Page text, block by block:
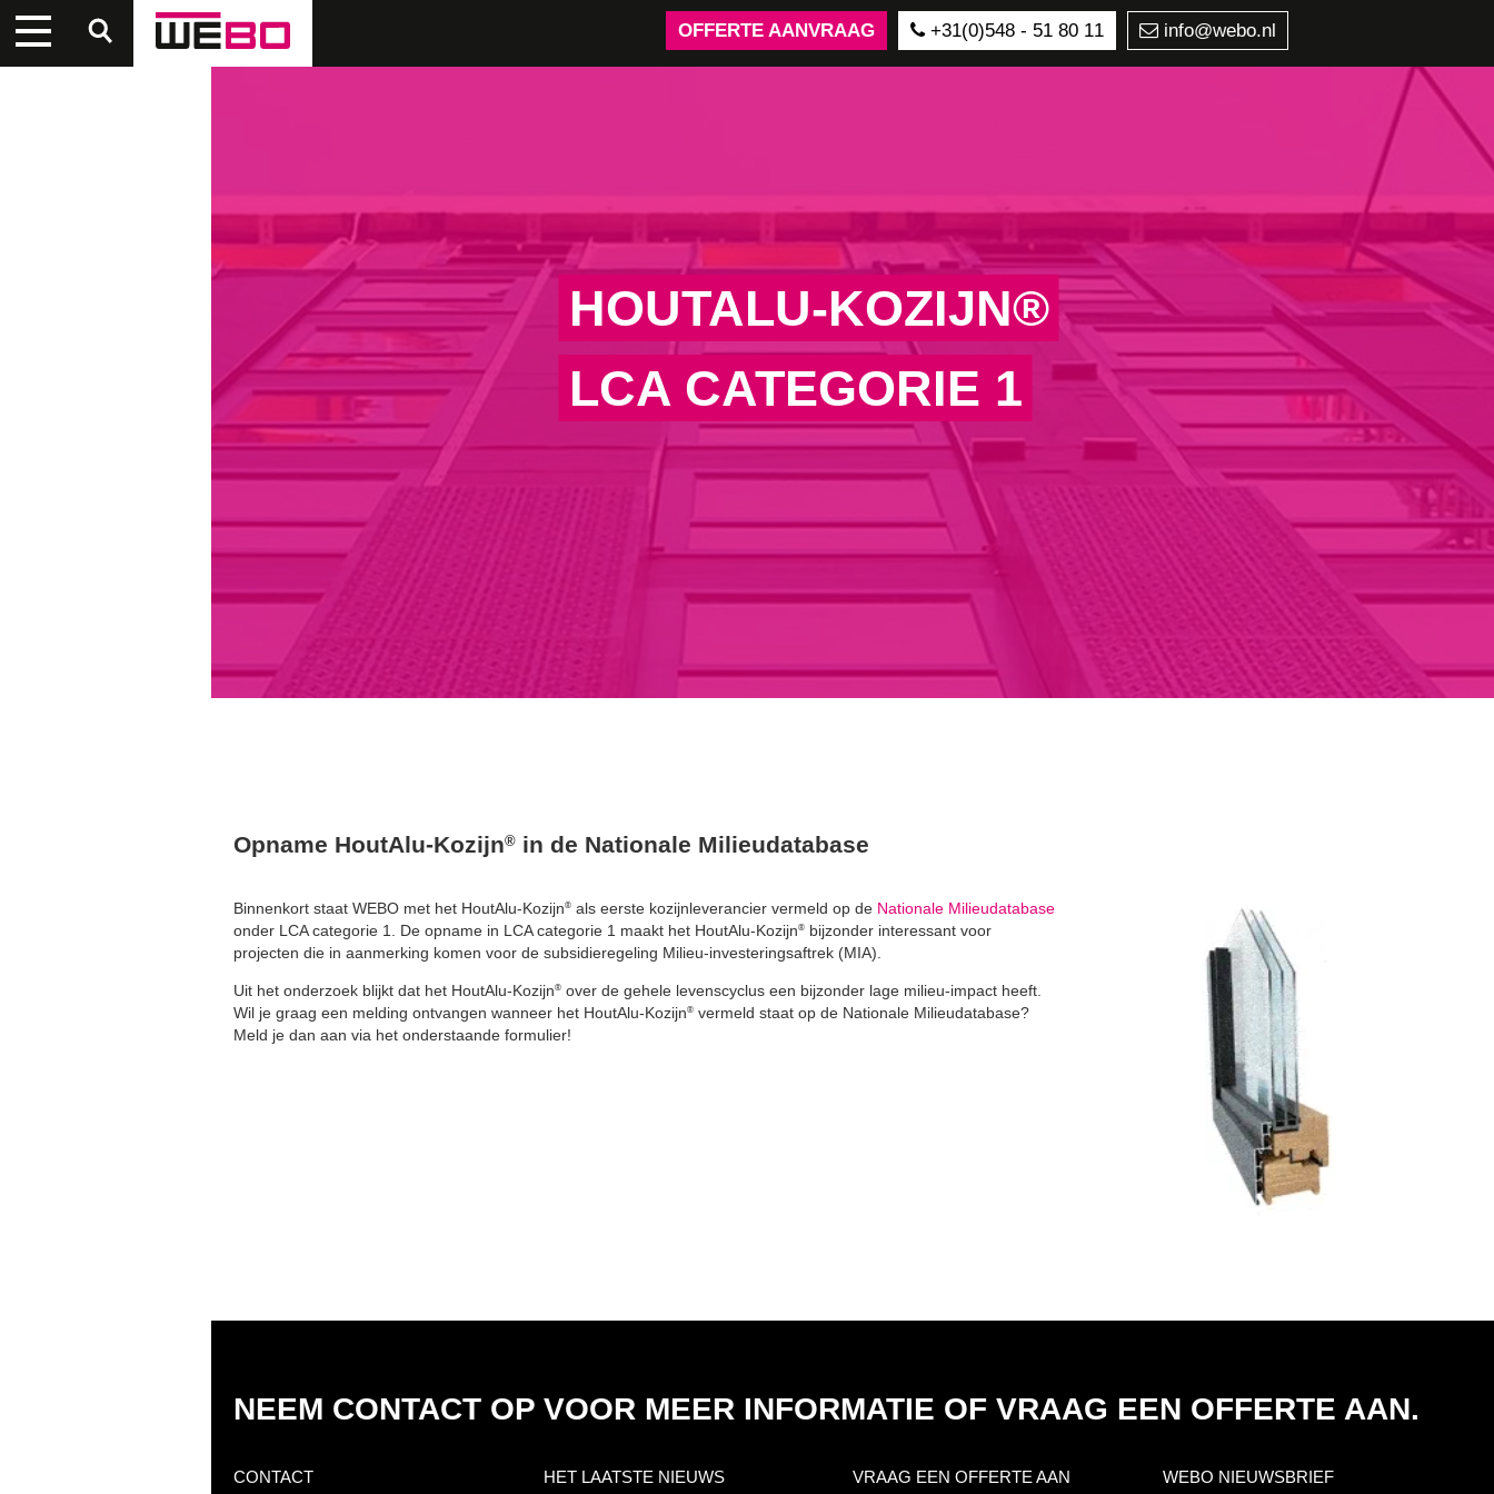
OFFERTE AANVRAAG +31(0)548 - 51 80 11 info@webo.nl
HOUTALU-KOZIJN®
LCA CATEGORIE 1
Opname HoutAlu-Kozijn® in de Nationale Milieudatabase
Binnenkort staat WEBO met het HoutAlu-Kozijn® als eerste kozijnleverancier vermeld op de Nationale Milieudatabase
onder LCA categorie 1. De opname in LCA categorie 1 maakt het HoutAlu-Kozijn® bijzonder interessant voor
projecten die in aanmerking komen voor de subsidieregeling Milieu-investeringsaftrek (MIA).
Uit het onderzoek blijkt dat het HoutAlu-Kozijn® over de gehele levenscyclus een bijzonder lage milieu-impact heeft.
Wil je graag een melding ontvangen wanneer het HoutAlu-Kozijn® vermeld staat op de Nationale Milieudatabase?
Meld je dan aan via het onderstaande formulier!
NEEM CONTACT OP VOOR MEER INFORMATIE OF VRAAG EEN OFFERTE AAN.
CONTACT HET LAATSTE NIEUWS VRAAG EEN OFFERTE AAN WEBO NIEUWSBRIEF